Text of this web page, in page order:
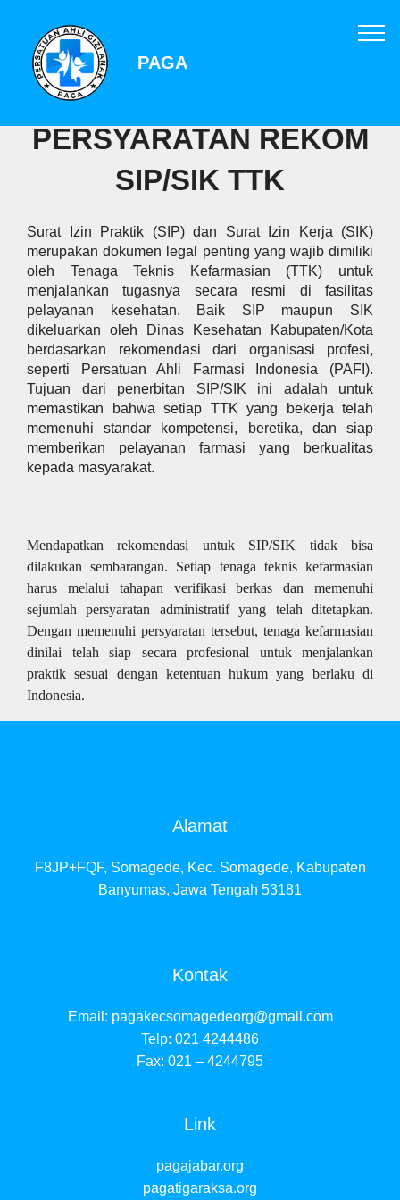
PAGA
PERSYARATAN REKOM
SIP/SIK TTK
Surat Izin Praktik (SIP) dan Surat Izin Kerja (SIK)
merupakan dokumen legal penting yang wajib dimiliki
oleh Tenaga Teknis Kefarmasian (TTK) untuk
menjalankan tugasnya secara resmi di fasilitas
pelayanan kesehatan. Baik SIP maupun SIK
dikeluarkan oleh Dinas Kesehatan Kabupaten/Kota
berdasarkan rekomendasi dari organisasi profesi,
seperti Persatuan Ahli Farmasi Indonesia (PAFI).
Tujuan dari penerbitan SIP/SIK ini adalah untuk
memastikan bahwa setiap TTK yang bekerja telah
memenuhi standar kompetensi, beretika, dan siap
memberikan pelayanan farmasi yang berkualitas
kepada masyarakat.
Mendapatkan rekomendasi untuk SIP/SIK tidak bisa
dilakukan sembarangan. Setiap tenaga teknis kefarmasian
harus melalui tahapan verifikasi berkas dan memenuhi
sejumlah persyaratan administratif yang telah ditetapkan.
Dengan memenuhi persyaratan tersebut, tenaga kefarmasian
dinilai telah siap secara profesional untuk menjalankan
praktik sesuai dengan ketentuan hukum yang berlaku di
Indonesia.
Alamat
F8JP+FQF, Somagede, Kec. Somagede, Kabupaten
Banyumas, Jawa Tengah 53181
Kontak
Email: pagakecsomagedeorg@gmail.com
Telp: 021 4244486
Fax: 021 – 4244795
Link
pagajabar.org
pagatigaraksa.org